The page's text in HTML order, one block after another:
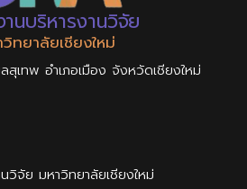
นบริหารงานวิจัย
ทยาลัยเชียงใหม่
เทพ อำเภอเมือง จังหวัดเชียงใหม่
วิจัย มหาวิทยาลัยเชียงใหม่